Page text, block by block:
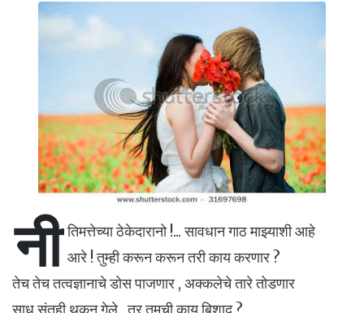
नी तिमत्तेच्या ठेकेदारानो !... सावधान गाठ माझ्याशी आहे
आरे ! तुम्ही करून करून तरी काय करणार ?
तेच तेच तत्वज्ञानाचे डोस पाजणार , अक्कलेचे तारे तोडणार